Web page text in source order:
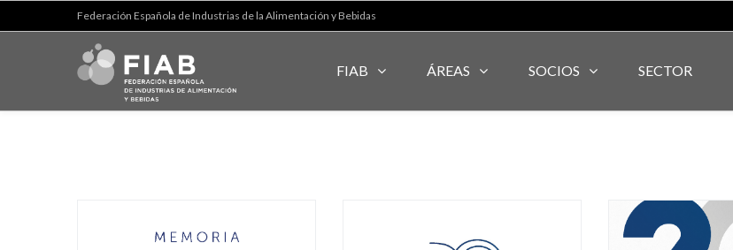
Federación Española de Industrias de la Alimentación y Bebidas
FIAB ÁREAS SOCIOS SECTOR